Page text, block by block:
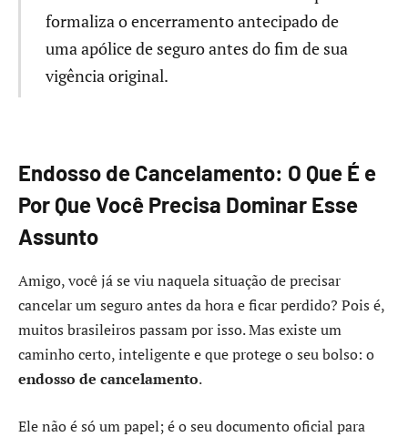
formaliza o encerramento antecipado de
uma apólice de seguro antes do fim de sua
vigência original.
Endosso de Cancelamento: O Que É e
Por Que Você Precisa Dominar Esse
Assunto
Amigo, você já se viu naquela situação de precisar
cancelar um seguro antes da hora e ficar perdido? Pois é,
muitos brasileiros passam por isso. Mas existe um
caminho certo, inteligente e que protege o seu bolso: o
endosso de cancelamento.
Ele não é só um papel; é o seu documento oficial para